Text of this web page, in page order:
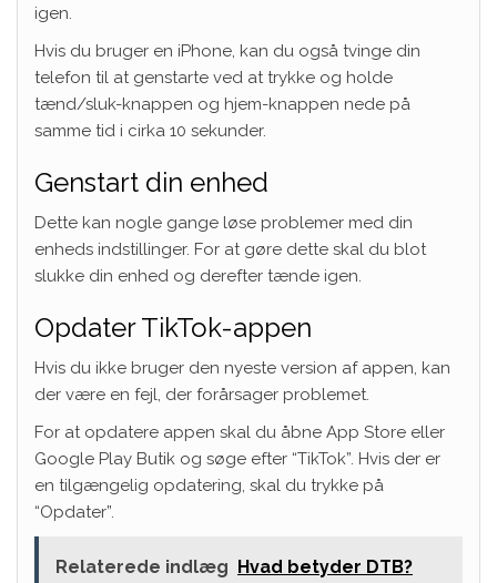
igen.
Hvis du bruger en iPhone, kan du også tvinge din
telefon til at genstarte ved at trykke og holde
tænd/sluk-knappen og hjem-knappen nede på
samme tid i cirka 10 sekunder.
Genstart din enhed
Dette kan nogle gange løse problemer med din
enheds indstillinger. For at gøre dette skal du blot
slukke din enhed og derefter tænde igen.
Opdater TikTok-appen
Hvis du ikke bruger den nyeste version af appen, kan
der være en fejl, der forårsager problemet.
For at opdatere appen skal du åbne App Store eller
Google Play Butik og søge efter “TikTok”. Hvis der er
en tilgængelig opdatering, skal du trykke på
“Opdater”.
Relaterede indlæg Hvad betyder DTB?